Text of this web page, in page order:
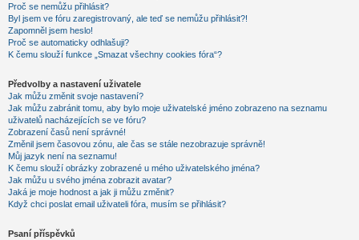
Proč se nemůžu přihlásit?
Byl jsem ve fóru zaregistrovaný, ale teď se nemůžu přihlásit?!
Zapomněl jsem heslo!
Proč se automaticky odhlašuji?
K čemu slouží funkce „Smazat všechny cookies fóra“?
Předvolby a nastavení uživatele
Jak můžu změnit svoje nastavení?
Jak můžu zabránit tomu, aby bylo moje uživatelské jméno zobrazeno na seznamu
uživatelů nacházejících se ve fóru?
Zobrazení časů není správné!
Změnil jsem časovou zónu, ale čas se stále nezobrazuje správně!
Můj jazyk není na seznamu!
K čemu slouží obrázky zobrazené u mého uživatelského jména?
Jak můžu u svého jména zobrazit avatar?
Jaká je moje hodnost a jak ji můžu změnit?
Když chci poslat email uživateli fóra, musím se přihlásit?
Psaní příspěvků